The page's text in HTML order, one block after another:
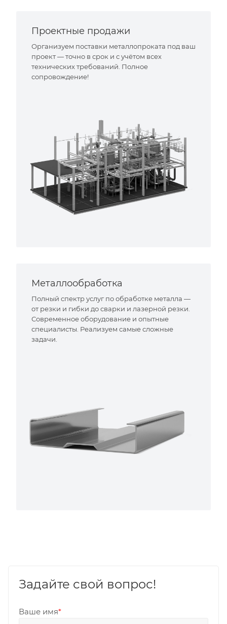
Проектные продажи
Организуем поставки металлопроката под ваш
проект — точно в срок и с учётом всех
технических требований. Полное
сопровождение!
Металлообработка
Полный спектр услуг по обработке металла —
от резки и гибки до сварки и лазерной резки.
Современное оборудование и опытные
специалисты. Реализуем самые сложные
задачи.
Задайте свой вопрос!
Ваше имя*